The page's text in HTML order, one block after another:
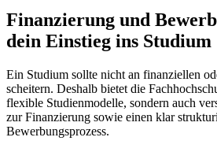
Finanzierung und
dein Einstieg ins Studium
Ein Studium sollte nicht an finanziellen
scheitern. Deshalb bietet die
flexible Studienmodelle, sondern auch
zur Finanzierung sowie einen klar
Bewerbungsprozess.